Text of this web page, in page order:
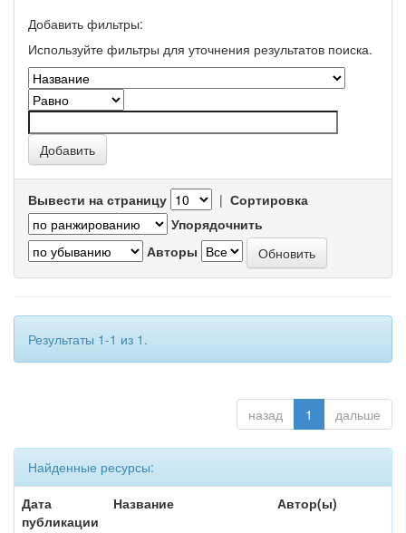
Добавить фильтры:
Используйте фильтры для уточнения результатов поиска.
Вывести на страницу | Сортировка
Упорядочнить
Авторы
Результаты 1-1 из 1.
назад 1 дальше
Найденные ресурсы:
Дата
публикации
Название Автор(ы)